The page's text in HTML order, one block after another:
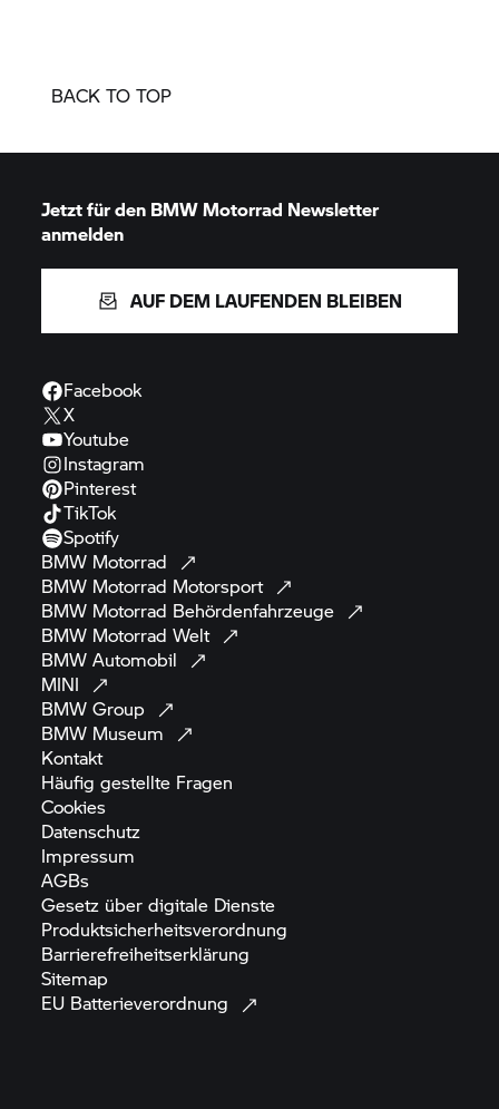
BACK TO TOP
Jetzt für den BMW Motorrad Newsletter
anmelden
AUF DEM LAUFENDEN BLEIBEN
Facebook
X
Youtube
Instagram
Pinterest
TikTok
Spotify
BMW Motorrad
BMW Motorrad Motorsport
BMW Motorrad Behördenfahrzeuge
BMW Motorrad Welt
BMWAutomobil
MINI
BMWGroup
BMW Museum
Kontakt
Häufig gestellte Fragen
Cookies
Datenschutz
Impressum
AGBs
Gesetz über digitale Dienste
Produktsicherheitsverordnung
Barrierefreiheitserklärung
Sitemap
EU Batterieverordnung